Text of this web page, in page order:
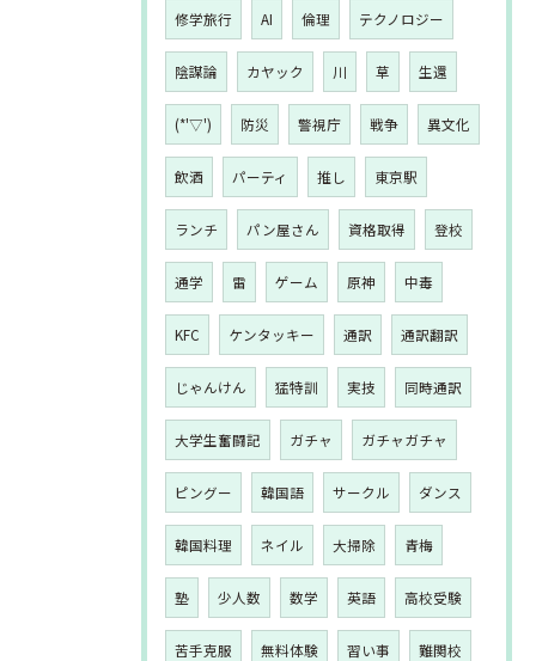
修学旅行 AI 倫理 テクノロジー
陰謀論 カヤック 川 草 生還
(*'▽') 防災 警視庁 戦争 異文化
飲酒 パーティ 推し 東京駅
ランチ パン屋さん 資格取得 登校
通学 雷 ゲーム 原神 中毒
KFC ケンタッキー 通訳 通訳翻訳
じゃんけん 猛特訓 実技 同時通訳
大学生奮闘記 ガチャ ガチャガチャ
ピングー 韓国語 サークル ダンス
韓国料理 ネイル 大掃除 青梅
塾 少人数 数学 英語 高校受験
苦手克服 無料体験 習い事 難関校